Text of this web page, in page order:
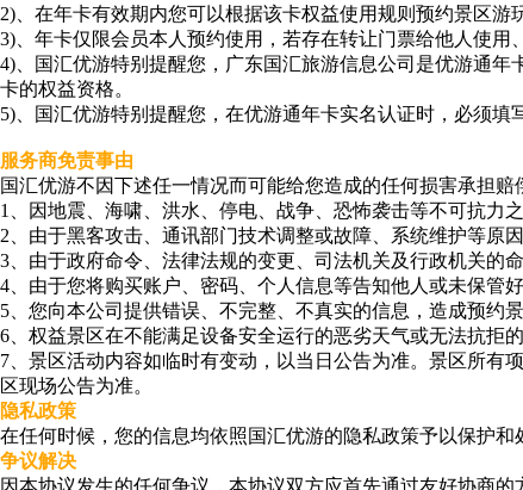
2)、在年卡有效期内您可以根据该卡权益使用规则预约景区游
3)、年卡仅限会员本人预约使用，若存在转让门票给他人使
4)、国汇优游特别提醒您，广东国汇旅游信息公司是优游通
卡的权益资格。
5)、国汇优游特别提醒您，在优游通年卡实名认证时，必须
服务商免责事由
国汇优游不因下述任一情况而可能给您造成的任何损害承担赔
1、因地震、海啸、洪水、停电、战争、恐怖袭击等不可抗力
2、由于黑客攻击、通讯部门技术调整或故障、系统维护等原
3、由于政府命令、法律法规的变更、司法机关及行政机关的
4、由于您将购买账户、密码、个人信息等告知他人或未保管
5、您向本公司提供错误、不完整、不真实的信息，造成预约
6、权益景区在不能满足设备安全运行的恶劣天气或无法抗拒
7、景区活动内容如临时有变动，以当日公告为准。景区所有
区现场公告为准。
隐私政策
在任何时候，您的信息均依照国汇优游的隐私政策予以保护和
争议解决
因本协议发生的任何争议，本协议双方应首先通过友好协商